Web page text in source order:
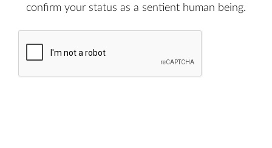
confirm your status as a sentient human being.